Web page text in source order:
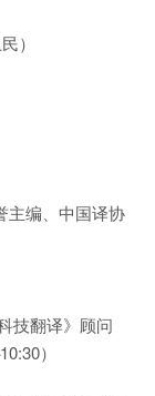
）
主编、中国译协
技翻译》顾问
10:30）